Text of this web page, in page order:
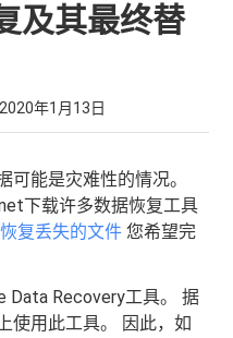
及其最终替
2020年1月13日
可能是灾难性的情况。
下载许多数据恢复工具
恢复丢失的文件 您希望完
Data Recovery工具。 据
使用此工具。 因此，如